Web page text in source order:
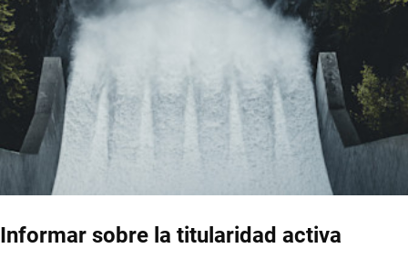
Informar sobre la titularidad activa